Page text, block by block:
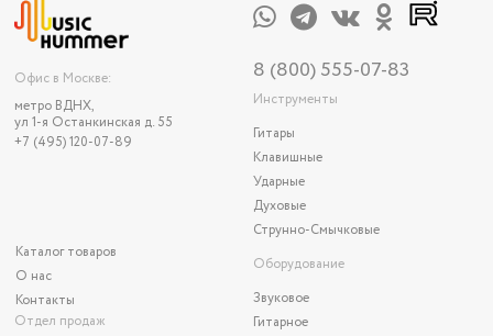
Офис в Москве:
метро ВДНХ,
ул 1-я Останкинская д. 55
+7 (495) 120-07-89
Каталог товаров
О нас
Контакты
Отдел продаж
8 (800) 555-07-83
Инструменты
Гитары
Клавишные
Ударные
Духовые
Струнно-Смычковые
Оборудование
Звуковое
Гитарное